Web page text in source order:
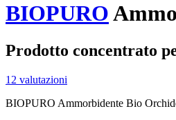
BIOPURO
Prodotto concentrato
12 valutazioni
BIOPURO Ammorbidente Bio